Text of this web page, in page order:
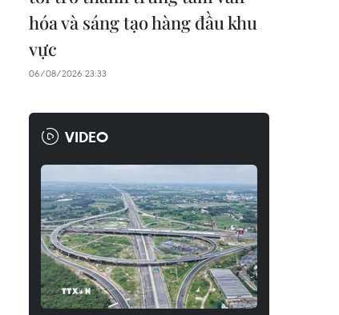
hóa và sáng tạo hàng đầu khu
vực
06/08/2026 23:33
VIDEO